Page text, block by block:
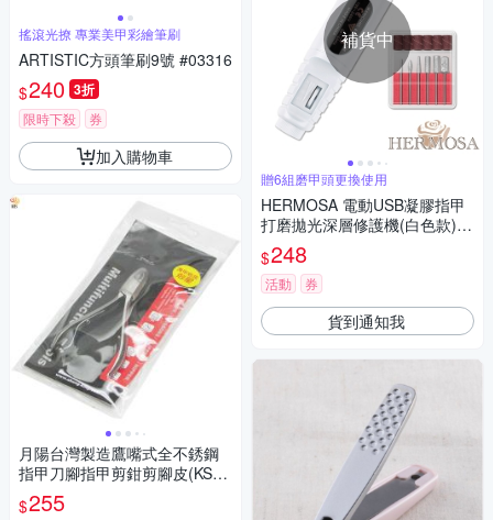
搖滾光撩 專業美甲彩繪筆刷
ARTISTIC方頭筆刷9號 #03316
$240 3折
限時下殺 券
加入購物車
月陽台灣製造鷹嘴式全不銹鋼
指甲刀腳指甲剪鉗剪腳皮(KS28
01)
$255
補貨中
贈6組磨甲頭更換使用
HERMOSA 電動USB凝膠指甲
打磨拋光深層修護機(白色款)
贈磨頭6入
$248
活動 券
貨到通知我